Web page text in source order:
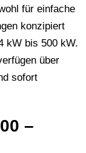
für einfache
konzipiert
kW bis 500 kW.
über
sofort
–